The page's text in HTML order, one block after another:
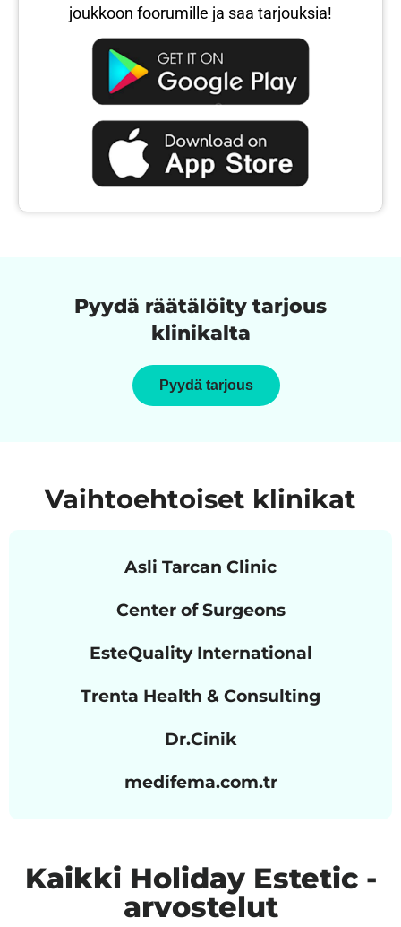
joukkoon foorumille ja saa tarjouksia!
Pyydä räätälöity tarjous
klinikalta
Pyydä tarjous
Vaihtoehtoiset klinikat
Asli Tarcan Clinic
Center of Surgeons
EsteQuality International
Trenta Health & Consulting
Dr.Cinik
medifema.com.tr
Kaikki Holiday Estetic -
arvostelut